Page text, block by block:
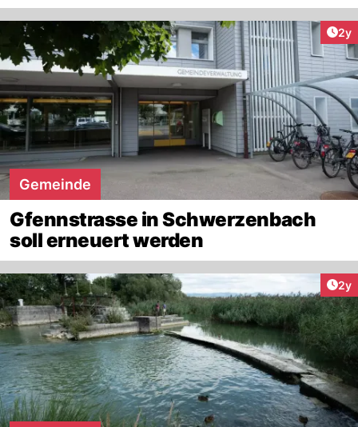
2y
Gemeinde
Gfennstrasse in Schwerzenbach
soll erneuert werden
2y